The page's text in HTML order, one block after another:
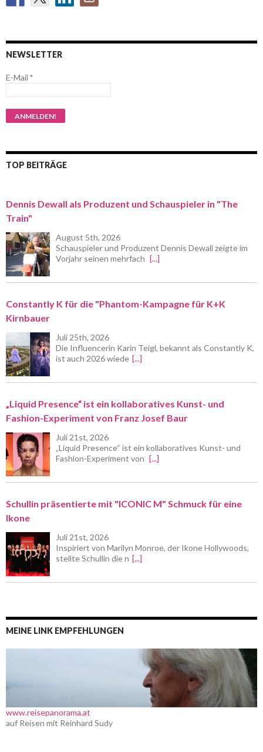
NEWSLETTER
E-Mail *
TOP BEITRÄGE
Dennis Dewall als Produzent und Schauspieler in "The
Train"
August 5th, 2026
Schauspieler und Produzent Dennis Dewall zeigte im
Vorjahr seinen mehrfach [...]
Constantly K für die "Phantom-Kampagne für K+K
Kirnbauer
Juli 25th, 2026
Die Influencerin Karin Teigl, bekannt als Constantly K,
ist auch 2026 wiede [...]
„Liquid Presence“ ist ein kollaboratives Kunst- und
Fashion-Experiment von Franz Josef Baur
Juli 21st, 2026
„Liquid Presence“ ist ein kollaboratives Kunst- und
Fashion-Experiment von [...]
Schullin präsentierte mit "ICONIC M" Schmuck für eine
Ikone
Juli 21st, 2026
Inspiriert von Marilyn Monroe, der Ikone Hollywoods,
stellte Schullin die n [...]
MEINE LINK EMPFEHLUNGEN
www.reisepanorama.at
auf Reisen mit Reinhard Sudy